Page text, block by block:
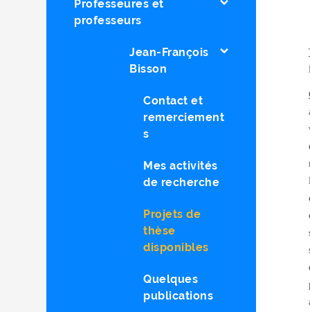
Professeures et
professeurs
Jean-François
Bisson
Contact et
remerciement
s
Mes activités
de recherche
Projets de
thèse
disponibles
Quelques
publications